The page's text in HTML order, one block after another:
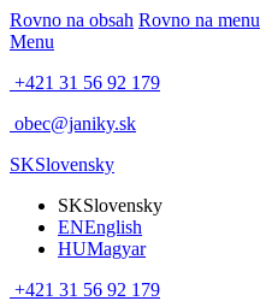
Rovno na obsah Rovno na menu
Menu
+421 31 56 92 179
obec@janiky.sk
SKSlovensky
SKSlovensky
ENEnglish
HUMagyar
+421 31 56 92 179